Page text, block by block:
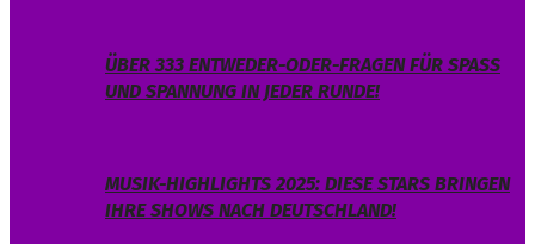
ÜBER 333 ENTWEDER-ODER-FRAGEN FÜR SPASS U
ND SPANNUNG IN JEDER RUNDE!
MUSIK-HIGHLIGHTS 2025: DIESE STARS BRINGEN
IHRE SHOWS NACH DEUTSCHLAND!